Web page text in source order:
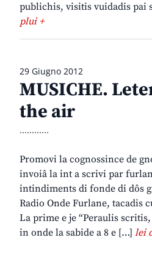
publichis, visitis vuidadis pai
plui +
29 Giugno 2012
MUSICHE.
the air
............
Promovi la cognossince de
invoiâ la int a scrivi par
intindiments di fonde di dôs
Radio Onde Furlane, tacadis
La prime e je “Peraulis
in onde la sabide a 8 e […] lei